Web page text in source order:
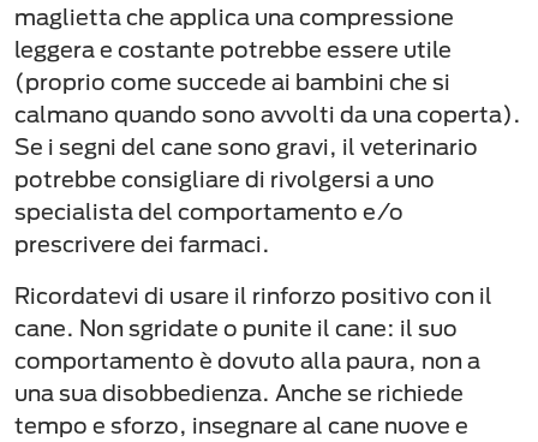
maglietta che applica una compressione
leggera e costante potrebbe essere utile
(proprio come succede ai bambini che si
calmano quando sono avvolti da una coperta).
Se i segni del cane sono gravi, il veterinario
potrebbe consigliare di rivolgersi a uno
specialista del comportamento e/o
prescrivere dei farmaci.
Ricordatevi di usare il rinforzo positivo con il
cane. Non sgridate o punite il cane: il suo
comportamento è dovuto alla paura, non a
una sua disobbedienza. Anche se richiede
tempo e sforzo, insegnare al cane nuove e